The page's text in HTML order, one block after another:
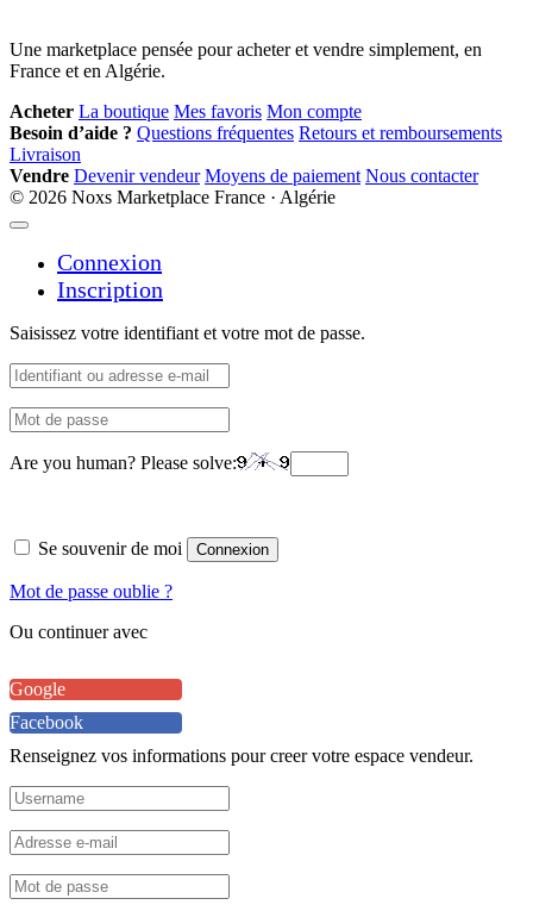
Une marketplace pensée pour acheter et vendre simplement, en
France et en Algérie.
Acheter La boutique Mes favoris Mon compte
Besoin d’aide ? Questions fréquentes Retours et remboursements
Livraison
Vendre Devenir vendeur Moyens de paiement Nous contacter
© 2026 Noxs Marketplace France · Algérie
Connexion
Inscription
Saisissez votre identifiant et votre mot de passe.
Are you human? Please solve:
Se souvenir de moi Connexion
Mot de passe oublie ?
Ou continuer avec
Google
Facebook
Renseignez vos informations pour creer votre espace vendeur.